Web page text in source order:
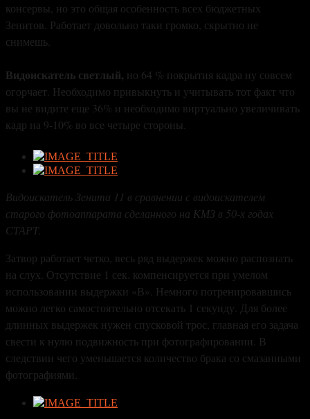
консервы, но это общая особенность всех бюджетных
Зенитов. Работает довольно таки громко, скрытно не
снимешь.
Видоискатель светлый, но 64 % покрытия кадра ну совсем
огорчает. Необходимо привыкнуть и учитывать тот факт что
вы не видите еще 36% и необходимо виртуально увеличивать
кадр на 9-10% во все четыре стороны.
Видоискатель Зенита 11 в сравнении с видоискателем
старого фотоаппарата сделанного на КМЗ в 50-х годах
СТАРТ.
Затвор работает четко, весь ряд выдержек можно распознать
на слух. Отсутствие 1 сек. компенсируется при умелом
использовании выдержки «В». Немного потренировавшись
можно легко самостоятельно отсекать 1 секунду. Для более
длинных выдержек нужен спусковой трос, главная его задача
свести к нулю подвижность при фотографировании. В
следствии чего уменьшается количество брака со смазанными
фотографиями.